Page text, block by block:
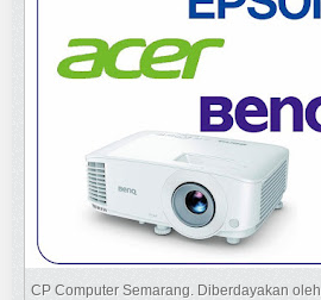
CP Computer Semarang. Diberdayakan oleh